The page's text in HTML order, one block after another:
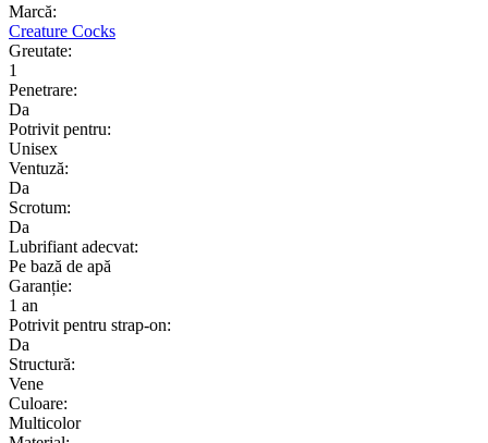
Marcă:
Creature Cocks
Greutate:
1
Penetrare:
Da
Potrivit pentru:
Unisex
Ventuză:
Da
Scrotum:
Da
Lubrifiant adecvat:
Pe bază de apă
Garanție:
1 an
Potrivit pentru strap-on:
Da
Structură:
Vene
Culoare:
Multicolor